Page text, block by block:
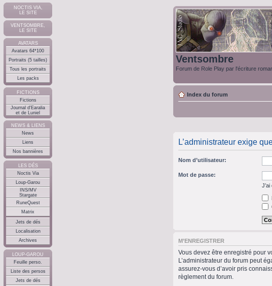
NOCTIS VIA,
LE SITE
VENTSOMBRE,
LE SITE
AVATARS
Avatars 64*100
Portraits (5 tailles)
Tous les portraits
Les packs
FICTIONS
Fictions
Journal d'Earalia
et de Luniel
NEWS & LIENS
News
Liens
Nos bannières
LES DÉS
Noctis Via
Loup-Garou
INS/MV
Stargate
RuneQuest
Matrix
Jets de dés
Localisation
Archives
LOUP-GAROU
Feuille perso.
Liste des persos
Jets de dés
Ventsombre
Forum de Role Play par l'écriture
Index du forum
L’administrateur exige
Nom d’utilisateur:
Mot de passe:
M’ENREGISTRER
Vous devez être enregistré pour
L’administrateur du forum peut
assurez-vous d’avoir pris
règlement du forum.